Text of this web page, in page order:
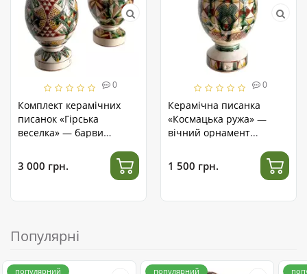
0
Комплект керамічних
писанок «Гірська
веселка» — барви
3 000 грн.
0
Керамічна писанка
«Космацька ружа» —
вічний орнамент
1 500 грн.
Популярні
популярний популярний